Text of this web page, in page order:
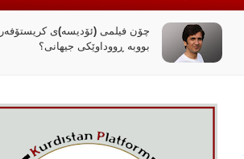
راپۆرتێک: رێککەوتنەکەی واشنتن
کۆنترۆڵی تەنگەی هورمز دەداتە